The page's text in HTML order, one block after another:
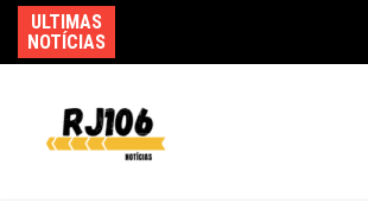
para
o
ULTIMAS
NOTÍCIAS